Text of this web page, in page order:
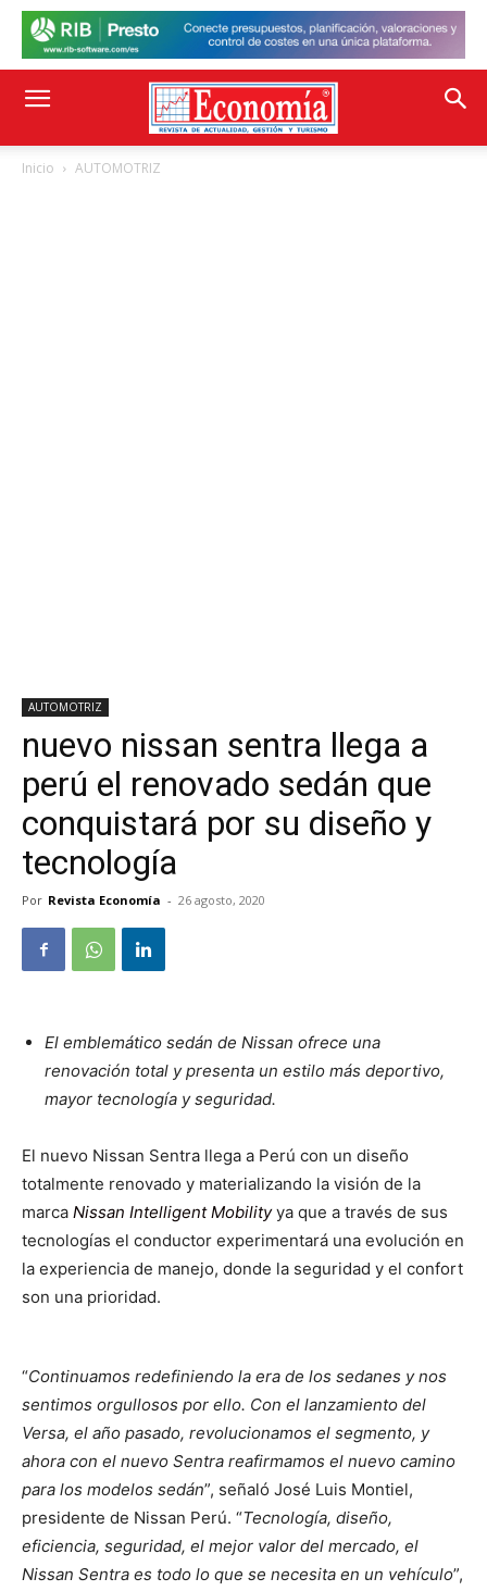
Inicio AUTOMOTRIZ
AUTOMOTRIZ
nuevo nissan sentra llega a
perú el renovado sedán que
conquistará por su diseño y
tecnología
Por Revista Economía - 26 agosto, 2020
El emblemático sedán de Nissan ofrece una
renovación total y presenta un estilo más deportivo,
mayor tecnología y seguridad.
El nuevo Nissan Sentra llega a Perú con un diseño
totalmente renovado y materializando la visión de la
marca Nissan Intelligent Mobility ya que a través de sus
tecnologías el conductor experimentará una evolución en
la experiencia de manejo, donde la seguridad y el confort
son una prioridad.
“Continuamos redefiniendo la era de los sedanes y nos
sentimos orgullosos por ello. Con el lanzamiento del
Versa, el año pasado, revolucionamos el segmento, y
ahora con el nuevo Sentra reafirmamos el nuevo camino
para los modelos sedán”, señaló José Luis Montiel,
presidente de Nissan Perú. “Tecnología, diseño,
eficiencia, seguridad, el mejor valor del mercado, el
Nissan Sentra es todo lo que se necesita en un vehículo”,